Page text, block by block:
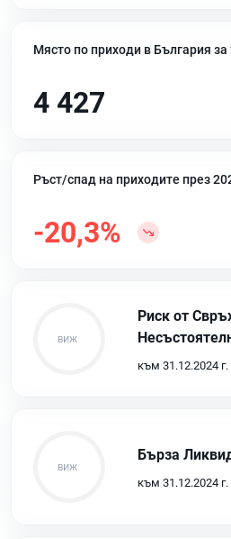
Място по приходи в България за
4 427
Ръст/спад на приходите през
-20,3%
Риск от
към 31.12.2024 г.
Бърза
към 31.12.2024 г.